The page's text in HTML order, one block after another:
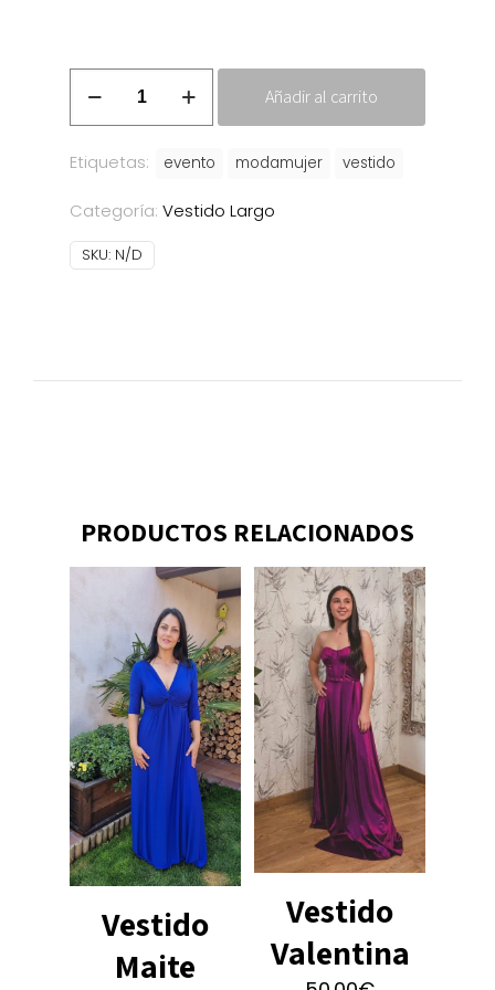
cantidad
Añadir al carrito
Etiquetas: evento modamujer vestido
Categoría: Vestido Largo
SKU: N/D
PRODUCTOS RELACIONADOS
Vestido
Maite
Vestido
Valentina